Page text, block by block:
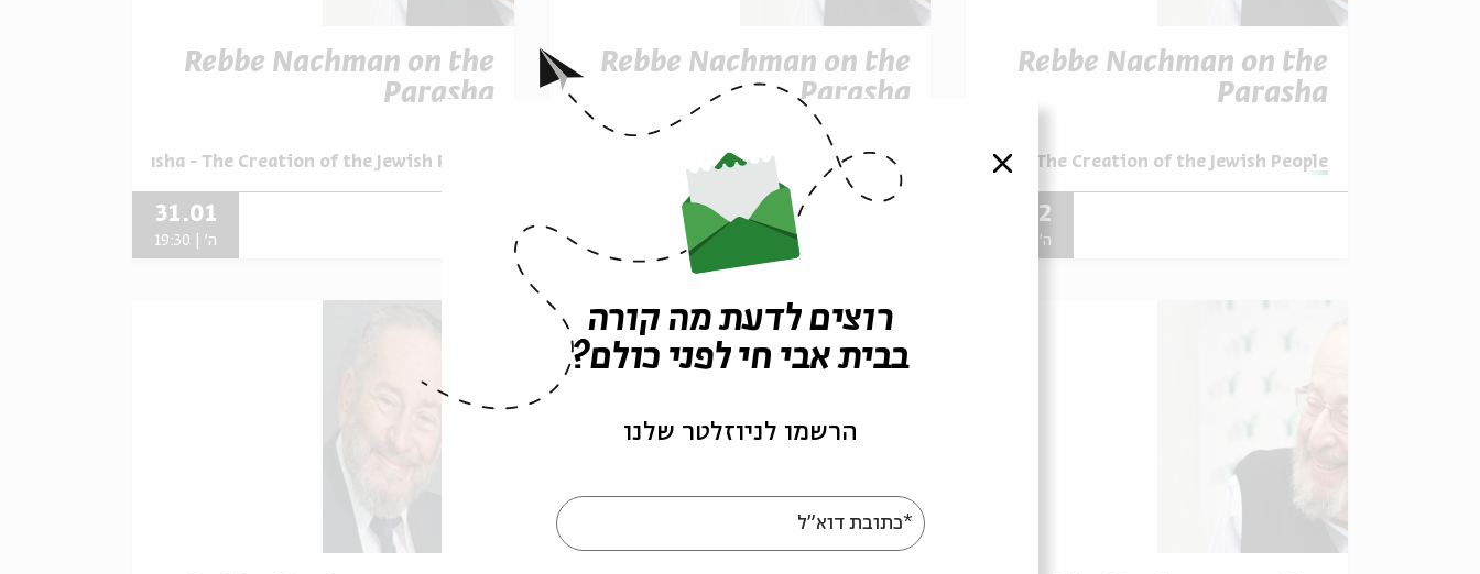
Rebbe Nachman on the
Parasha
מתוך:
Rebbe Nachman on the Parasha - The Creation of the Jewish People
14.02
ה' | 19:30
Rebbe Nachman on the
Parasha
מתוך:
Rebbe Nachman on the Parasha - The Creation of the Jewish People
Rebbe Nachman on the
Parasha
on the Parasha - The Creation of the Jewish People
31.01
ה' | 19:30
סגור
רוצים לדעת מה קורה
בבית אבי חי לפני כולם?
הרשמו לניוזלטר שלנו
*כתובת דוא"ל